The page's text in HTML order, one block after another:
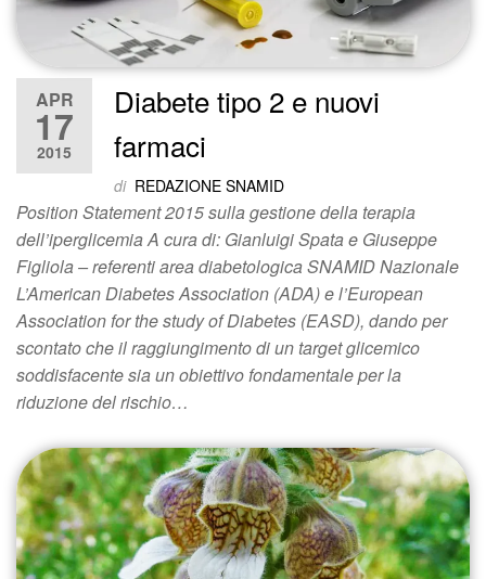
APR
17
2015
Diabete tipo 2 e nuovi
farmaci
di REDAZIONE SNAMID
Position Statement 2015 sulla gestione della terapia
dell’iperglicemia A cura di: Gianluigi Spata e Giuseppe
Figliola – referenti area diabetologica SNAMID Nazionale
L’American Diabetes Association (ADA) e l’European
Association for the study of Diabetes (EASD), dando per
scontato che il raggiungimento di un target glicemico
soddisfacente sia un obiettivo fondamentale per la
riduzione del rischio…